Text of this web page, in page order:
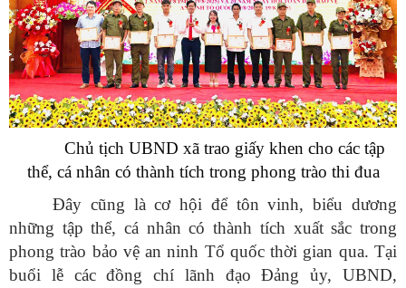
Chủ tịch UBND xã trao giấy khen cho các tập
thể, cá nhân có thành tích trong phong trào thi đua
Đây cũng là cơ hội để tôn vinh, biểu dương
những tập thể, cá nhân có thành tích xuất sắc trong
phong trào bảo vệ an ninh Tổ quốc thời gian qua. Tại
buổi lễ các đồng chí lãnh đạo Đảng ủy, UBND,